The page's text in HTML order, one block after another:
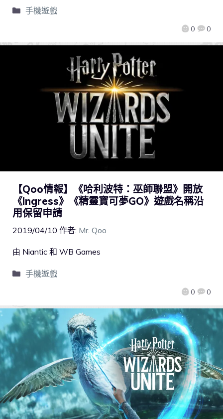
0 0
手機遊戲
【Qoo情報】《哈利波特：巫師聯盟》開放
《Ingress》《精靈寶可夢GO》遊戲名稱沿
用保留申請
2019/04/10 作者: Mr. Qoo
0 0
由 Niantic 和 WB Games
手機遊戲